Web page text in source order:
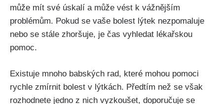
může‍ mít​ své úskalí​ a​ může vést‍ k vážnějším
problémům. Pokud se vaše⁤ bolest lýtek nezpomaluje
nebo ‌se⁣ stále zhoršuje, je čas vyhledat lékařskou
pomoc.
Existuje mnoho babských rad, které mohou ‍pomoci
rychle zmírnit‍ bolest v lýtkách. Předtím než se však
rozhodnete jedno z nich vyzkoušet, doporučuje​ se